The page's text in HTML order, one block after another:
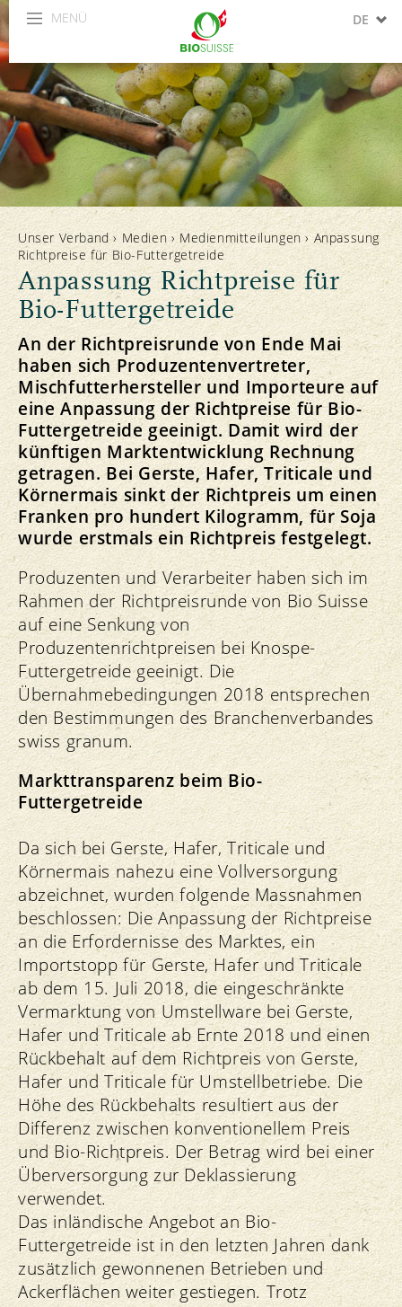
MENÜ DE
IT
Unser Verband› Medien ›Medienmitteilungen ›Anpassung
Richtpreise für Bio-Futtergetreide
Anpassung Richtpreise für
Bio-Futtergetreide
An der Richtpreisrunde von Ende Mai
haben sich Produzentenvertreter,
Mischfutterhersteller und Importeure auf
eine Anpassung der Richtpreise für Bio-
Futtergetreide geeinigt. Damit wird der
künftigen Marktentwicklung Rechnung
getragen. Bei Gerste, Hafer, Triticale und
Körnermais sinkt der Richtpreis um einen
Franken pro hundert Kilogramm, für Soja
wurde erstmals ein Richtpreis festgelegt.
Produzenten und Verarbeiter haben sich im
Rahmen der Richtpreisrunde von Bio Suisse
auf eine Senkung von
Produzentenrichtpreisen bei Knospe-
Futtergetreide geeinigt. Die
Übernahmebedingungen 2018 entsprechen
den Bestimmungen des Branchenverbandes
swiss granum.
Markttransparenz beim Bio-
Futtergetreide
Da sich bei Gerste, Hafer, Triticale und
Körnermais nahezu eine Vollversorgung
abzeichnet, wurden folgende Massnahmen
beschlossen: Die Anpassung der Richtpreise
an die Erfordernisse des Marktes, ein
Importstopp für Gerste, Hafer und Triticale
ab dem 15. Juli 2018, die eingeschränkte
Vermarktung von Umstellware bei Gerste,
Hafer und Triticale ab Ernte 2018 und einen
Rückbehalt auf dem Richtpreis von Gerste,
Hafer und Triticale für Umstellbetriebe. Die
Höhe des Rückbehalts resultiert aus der
Differenz zwischen konventionellem Preis
und Bio-Richtpreis. Der Betrag wird bei einer
Überversorgung zur Deklassierung
verwendet.
Das inländische Angebot an Bio-
Futtergetreide ist in den letzten Jahren dank
zusätzlich gewonnenen Betrieben und
Ackerflächen weiter gestiegen. Trotz